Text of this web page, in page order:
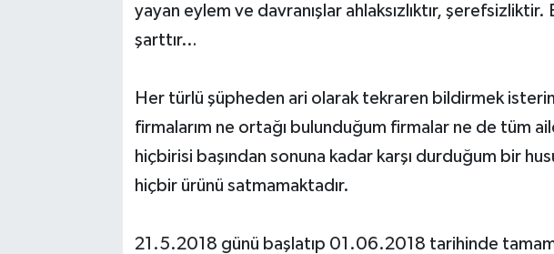
yayan eylem ve davranışlar ahlaksızlıktır,
şarttır…
Her türlü şüpheden ari olarak tekraren bildirmek
firmalarım ne ortağı bulunduğum firmalar ne de tüm
hiçbirisi başından sonuna kadar karşı durduğum bir
hiçbir ürünü satmamaktadır.
21.5.2018 günü başlatıp 01.06.2018 tarihinde